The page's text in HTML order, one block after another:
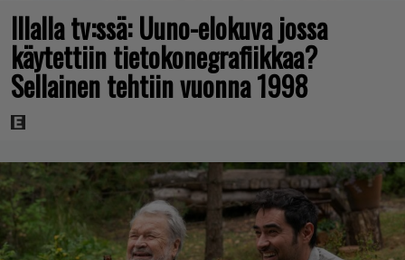
Illalla tv:ssä: Uuno-elokuva jossa
käytettiin tietokonegrafiikkaa?
Sellainen tehtiin vuonna 1998